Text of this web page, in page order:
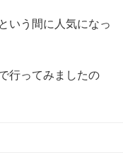
いう間に人気になっ
行ってみましたの